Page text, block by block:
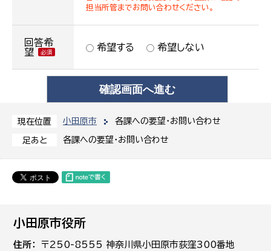
現在位置 小田原市 各課への要望・お問い合わせ
足あと 各課への要望・お問い合わせ
担当所管までお問い合わせください。
回答希
望
希望する 希望しない
小田原市役所
住所
〒250-8555 神奈川県小田原市荻窪300番地